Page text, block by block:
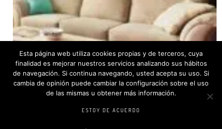
MURAL VISTA ESPACIAL DE LA CIUDAD DE MANHATTAN
Esta página web utiliza cookies propias y de terceros, cuya
finalidad es mejorar nuestros servicios analizando sus hábitos
de navegación. Si continua navegando, usted acepta su uso. Si
cambia de opinión puede cambiar la configuración sobre el uso
de las mismas u obtener más información.
ESTOY DE ACUERDO